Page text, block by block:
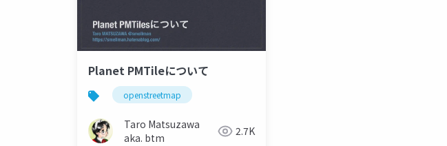
Planet PMTileについて
openstreetmap
Taro Matsuzawa
aka. btm
2.7K